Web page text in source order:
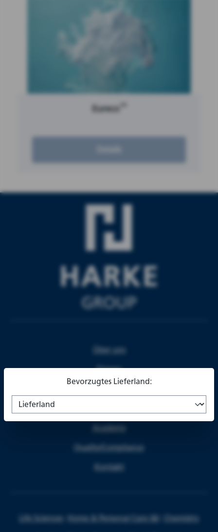
Eureco
Über uns
Firmen
Partner
Academy
Quality/Compliance
Kontakt
Life Sciences Home & Personal Care I&I Chemistry
Bevorzugtes Lieferland: